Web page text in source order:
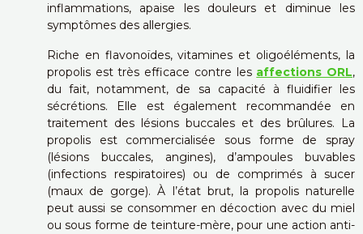
inflammations, apaise les douleurs et diminue les
symptômes des allergies.
Riche en flavonoïdes, vitamines et oligoéléments, la
propolis est très efficace contre les affections ORL,
du fait, notamment, de sa capacité à fluidifier les
sécrétions. Elle est également recommandée en
traitement des lésions buccales et des brûlures.
La
propolis est commercialisée sous forme de spray
(lésions buccales, angines), d’ampoules buvables
(infections respiratoires) ou de comprimés à sucer
(maux de gorge).À l’état brut, la propolis naturelle
peut aussi se consommer en décoction avec du miel
ou sous forme de teinture-mère, pour une action anti-